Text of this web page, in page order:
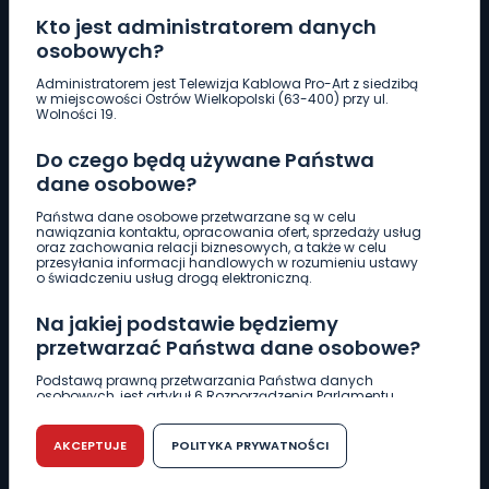
Kto jest administratorem danych
osobowych?
Administratorem jest Telewizja Kablowa Pro-Art z siedzibą
w miejscowości Ostrów Wielkopolski (63-400) przy ul.
Wolności 19.
Do czego będą używane Państwa
dane osobowe?
Państwa dane osobowe przetwarzane są w celu
nawiązania kontaktu, opracowania ofert, sprzedaży usług
oraz zachowania relacji biznesowych, a także w celu
przesyłania informacji handlowych w rozumieniu ustawy
o świadczeniu usług drogą elektroniczną.
Na jakiej podstawie będziemy
przetwarzać Państwa dane osobowe?
Podstawą prawną przetwarzania Państwa danych
osobowych, jest artykuł 6 Rozporządzenia Parlamentu
r. w sprawie ochrony osób fizycznych w związku z
przetwarzaniem danych osobowych w sprawie
swobodnego przepływu takich danych oraz uchylenia
dyrektywy 95/46/WE (RODO).
AKCEPTUJE POLITYKA PRYWATNOŚCI
Pobierz logotyp
661 997 997
REDAKCJA
62 735 22 22redakcja@wlkp24.info
DZIAŁ REKLAMY
62 735 01 85 reklama@wlkp24.info
WIADOMOŚCI
CIEKAWOSTKI